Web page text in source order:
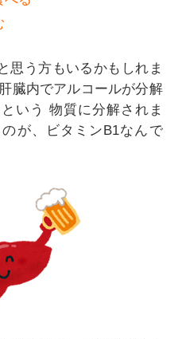
思う方もいるかもしれま
臓内でアルコールが分解
いう 物質に分解されま
が、ビタミンB1なんで